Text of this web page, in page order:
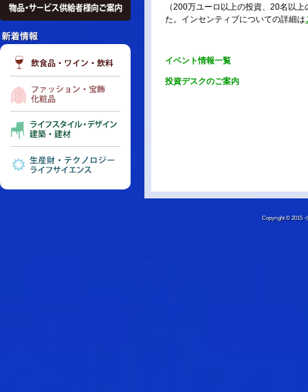
（200万ユーロ以上の投資、20名以
た。インセンティブについての詳細は
イベント情報一覧
投資デスクのご案内
Copyright © 2015